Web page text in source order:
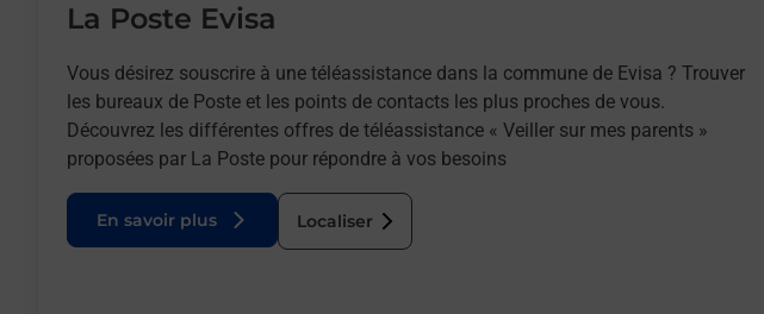
La Poste Evisa
Vous désirez souscrire à une téléassistance dans la commune de Evisa ? Trouver
les bureaux de Poste et les points de contacts les plus proches de vous.
Découvrez les différentes offres de téléassistance « Veiller sur mes parents »
proposées par La Poste pour répondre à vos besoins
En savoir plus Localiser